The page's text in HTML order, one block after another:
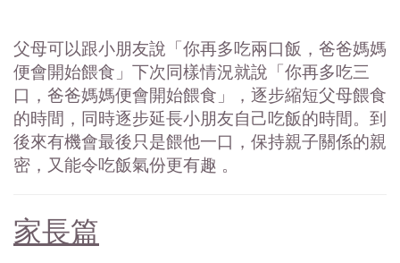
父母可以跟小朋友說「你再多吃兩口飯，爸爸媽媽
便會開始餵食」下次同樣情況就說「你再多吃三
口，爸爸媽媽便會開始餵食」，逐步縮短父母餵食
的時間，同時逐步延長小朋友自己吃飯的時間。到
後來有機會最後只是餵他一口，保持親子關係的親
密，又能令吃飯氣份更有趣 。
家長篇